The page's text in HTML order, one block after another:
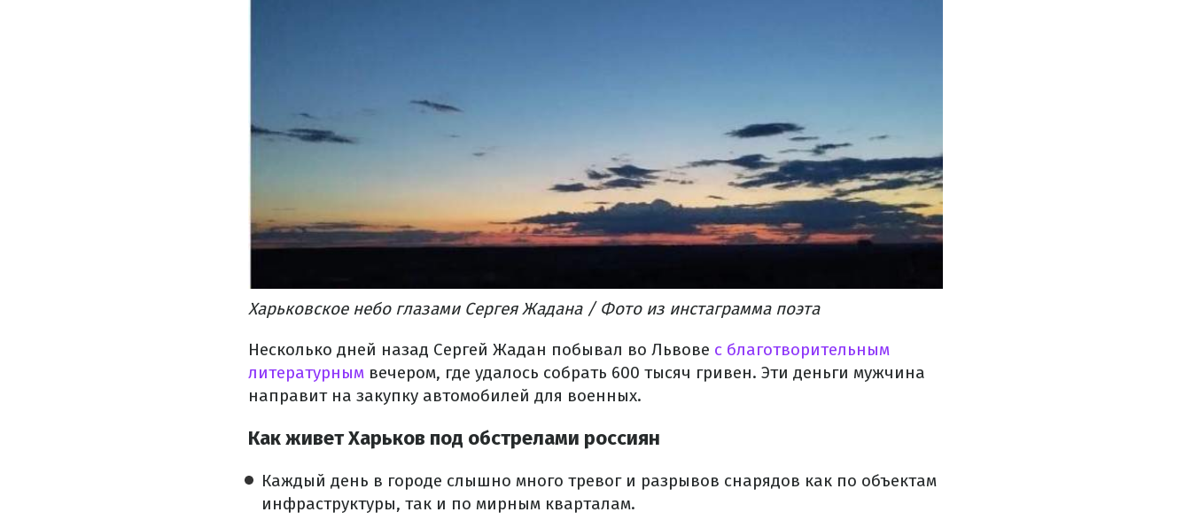
Харьковское небо глазами Сергея Жадана / Фото из инстаграмма поэта
Несколько дней назад Сергей Жадан побывал во Львове с благотворительным
литературным вечером, где удалось собрать 600 тысяч гривен. Эти деньги мужчина
направит на закупку автомобилей для военных.
Как живет Харьков под обстрелами россиян
Каждый день в городе слышно много тревог и разрывов снарядов как по объектам
инфраструктуры, так и по мирным кварталам.